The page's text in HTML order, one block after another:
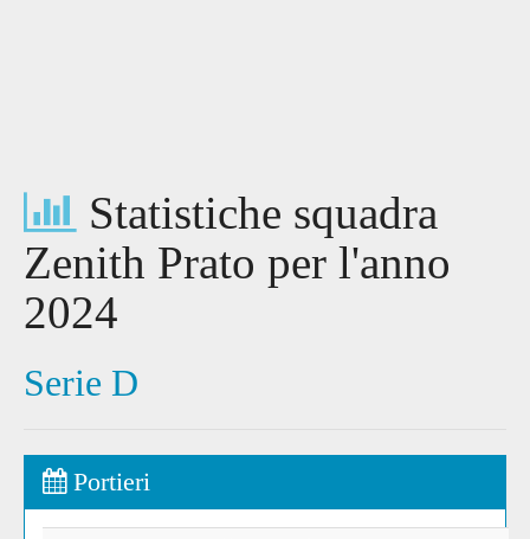
Statistiche squadra
Zenith Prato per l'anno
2024
Serie D
Portieri